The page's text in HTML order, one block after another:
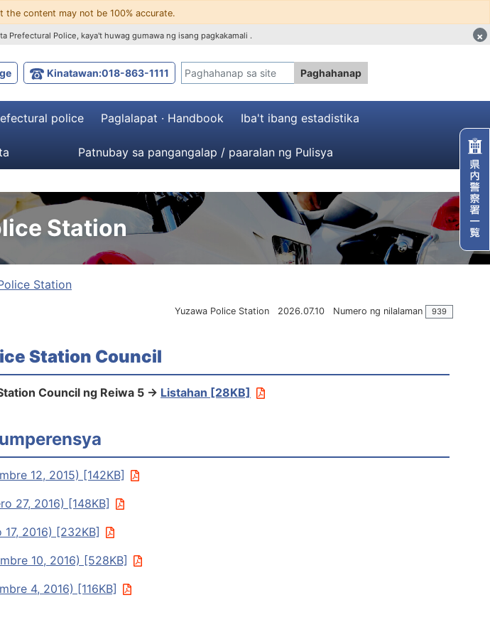
Kinatawan:018-863-1111 Paghahanap
Prefectural Police, kaya't huwag gumawa ng isang pagkakamali . ×
content may not be 100% accurate.
police Paglalapat · Handbook Iba't ibang estadistika
Patnubay sa pangangalap / paaralan ng Pulisya
Station
Station
Yuzawa Police Station 2026.07.10 Numero ng nilalaman 939
Station Council
Council ng Reiwa 5 → Listahan [28KB]
12, 2015) [142KB]
27, 2016) [148KB]
2016) [232KB]
10, 2016) [528KB]
4, 2016) [116KB]